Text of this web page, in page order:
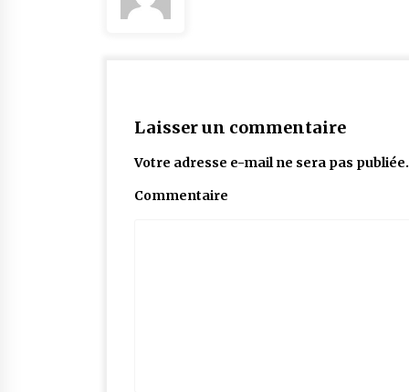
Laisser un commentaire
Votre adresse e-mail ne sera pas publiée.
Commentaire